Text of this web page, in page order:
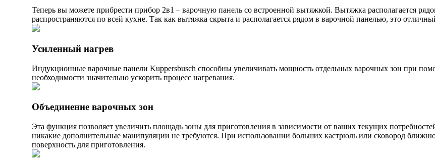
Теперь вы можете прибрести прибор 2в1 – варочную панель со встроенной вытяжкой. Вытяжка располагается
распространяются по всей кухне. Так как вытяжка скрыта и располагается рядом в варочной панелью, это
Усиленный нагрев
Индукционные варочные панели Kuppersbusch способны увеличивать мощность отдельных варочных зон при
необходимости значительно ускорить процесс нагревания.
Объединение варочных зон
Эта функция позволяет увеличить площадь зоны для приготовления в зависимости от ваших текущих
никакие дополнительные манипуляции не требуются. При использовании больших кастрюль или сковород
поверхность для приготовления.